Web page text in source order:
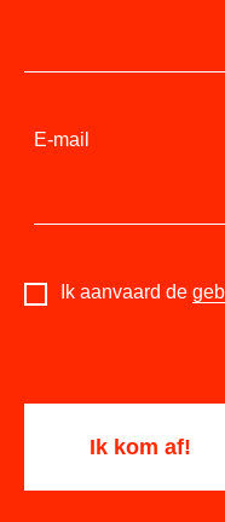
E-mail
Ik aanvaard de